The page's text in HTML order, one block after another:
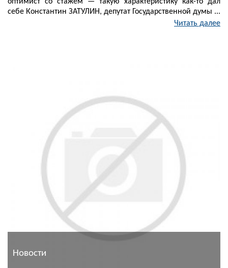
себе Константин ЗАТУЛИН, депутат Государственной думы ...
Читать далее
Новости